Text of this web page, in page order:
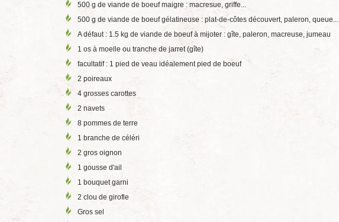
500 g de viande de boeuf maigre : macresue, griffe...
500 g de viande de boeuf gélatineuse : plat-de-côtes découvert, paleron, queue...
A défaut : 1.5 kg de viande de boeuf à mijoter : gîte, paleron, macreuse, jumeau
1 os à moelle ou tranche de jarret (gîte)
facultatif : 1 pied de veau idéalement pied de boeuf
2 poireaux
4 grosses carottes
2 navets
8 pommes de terre
1 branche de céléri
2 gros oignon
1 gousse d'ail
1 bouquet garni
2 clou de girofle
Gros sel